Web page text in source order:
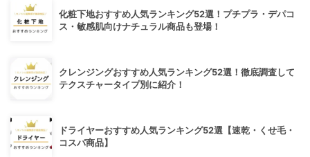
化粧下地おすすめ人気ランキング52選！プチプラ・デパコ
ス・敏感肌向けナチュラル商品も登場！
クレンジングおすすめ人気ランキング52選！徹底調査して
テクスチャータイプ別に紹介！
ドライヤーおすすめ人気ランキング52選【速乾・くせ毛・
コスパ商品】